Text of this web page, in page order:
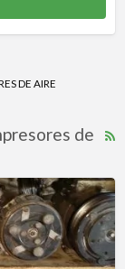
DE AIRE
de